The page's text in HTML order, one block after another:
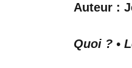
Auteur :
Quoi ? •